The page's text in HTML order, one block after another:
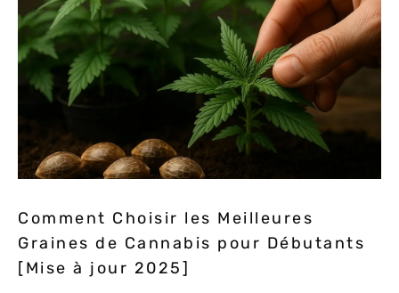
Comment Choisir les Meilleures
Graines de Cannabis pour Débutants
[Mise à jour 2025]